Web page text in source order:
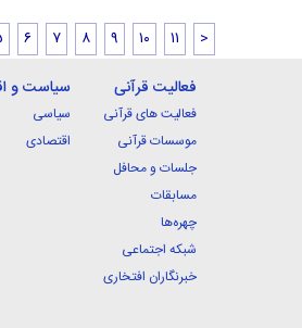
۶ ۷ ۸ ۹ ۱۰ ۱۱ >
فعالیت قرآنی
فعالیت های قرآنی
موسسات قرآنی
جلسات و محافل
مسابقات
چهره‌ها
شبکه اجتماعی
خبرنگاران افتخاری
سیاست و
سیاسی
اقتصادی